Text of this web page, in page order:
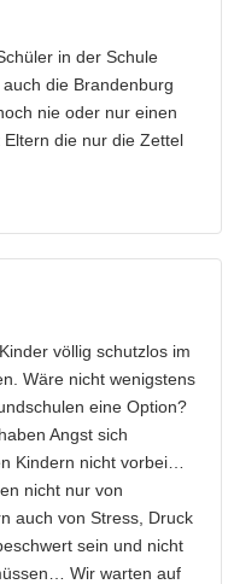
in der Schule
die Brandenburg
nie oder nur einen
die nur die Zettel
völlig schutzlos im
Wäre nicht wenigstens
eine Option?
Angst sich
Kindern nicht vorbei…
nicht nur von
auch von Stress, Druck
sein und nicht
Wir warten auf